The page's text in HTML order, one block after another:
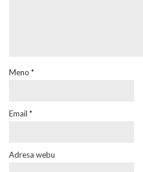
Meno *
Email *
Adresa webu